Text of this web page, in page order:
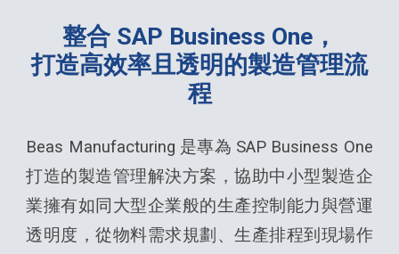
整合 SAP Business One，
打造高效率且透明的製造管理流
程
Beas Manufacturing 是專為 SAP Business One
打造的製造管理解決方案，協助中小型製造企
業擁有如同大型企業般的生產控制能力與營運
透明度，從物料需求規劃、生產排程到現場作